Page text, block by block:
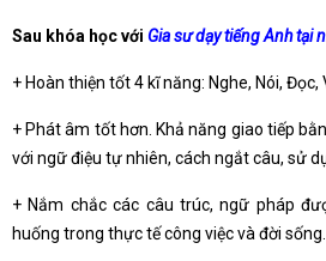
Sau khóa học với Gia sư dạy tiếng Anh tại
+ Hoàn thiện tốt 4 kĩ năng: Nghe, Nói, Đọc,
+ Phát âm tốt hơn. Khả năng giao tiếp
với ngữ điệu tự nhiên, cách ngắt câu, sử
+ Nắm chắc các câu trúc, ngữ pháp
huống trong thực tế công việc và đời sống.